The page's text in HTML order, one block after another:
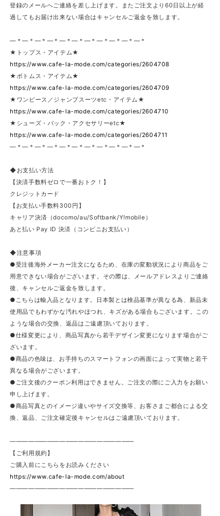
登録のメールへご連絡を差し上げます。またご注文より60日以上が経
過してもお届け出来ない場合はキャンセルご返金を致します。
—＊—＊—＊—＊—＊—＊—＊—＊—＊—＊—＊
★トップス・アイテム★
https://www.cafe-la-mode.com/categories/2604708
★ボトムス・アイテム★
https://www.cafe-la-mode.com/categories/2604709
★ワンピース／ジャンプスーツetc・アイテム★
https://www.cafe-la-mode.com/categories/2604710
★シューズ・バック・アクセサリーetc★
https://www.cafe-la-mode.com/categories/2604711
—＊—＊—＊—＊—＊—＊—＊—＊—＊—＊—＊
◆お支払い方法
【決済手数料ゼロで一番おトク！】
クレジットカード
【お支払い手数料300円】
キャリア決済（docomo/au/Softbank/Y!mobile）
あと払い Pay ID 決済（コンビニお支払い）
◆注意事項
●受注後海外メーカー注文になるため、在庫の変動状況により商品をご
用意できない場合がございます。その際は、メールアドレスよりご連絡
後、キャンセルご返金を致します。
●こちらは輸入品となります。日本製とは検品基準が異なる為、新品未
使用品でもわずかな汚れやほつれ、キズがある場合もございます。この
ような場合の交換、返品はご遠慮頂いております。
●仕様変更により、商品写真から若干デザイン変更になります場合がご
ざいます。
●商品の色味は、お手持ちのスマートフォンの画面によって実物と若干
異なる場合がございます。
●ご注文後のクーポン利用はできません。ご注文の際にご入力をお願い
申し上げます。
●商品写真とのイメージ違いやサイズ交換等、お客さまご都合による交
換、返品、ご注文確定後キャンセルはご遠慮頂いております。
————————————————————
【ご利用規約】
ご購入前にこちらをお読みください
https://www.cafe-la-mode.com/about
————————————————————